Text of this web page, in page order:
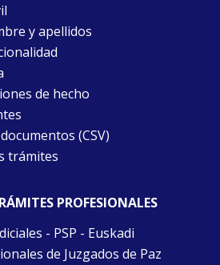
y apellidos
de hecho
(CSV)
trámites
PROFESIONALES
- PSP - Euskadi
de Juzgados de Paz